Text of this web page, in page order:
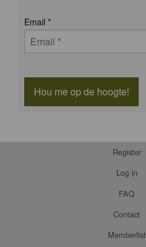
Email *
Hou me op de hoogte!
Register
Log in
FAQ
Contact
Memberlist